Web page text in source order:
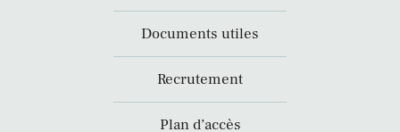
Documents utiles
Recrutement
Plan d’accès